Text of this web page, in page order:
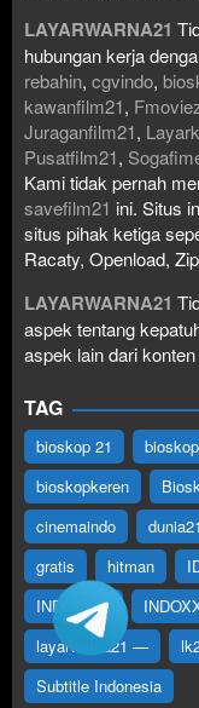
LAYARWARNA21
hubungan kerja
rebahin, cgvindo,
kawanfilm21,
Juraganfilm21,
Pusatfilm21,
Kami tidak pernah
savefilm21 ini. Situs
situs pihak ketiga
Racaty, Openload,
LAYARWARNA21
aspek tentang
aspek lain dari
TAG
bioskop 21
bioskopkeren
cinemaindo
dunia21
gratis
hitman
INDOFILM
layarwarna21 —
Subtitle Indonesia